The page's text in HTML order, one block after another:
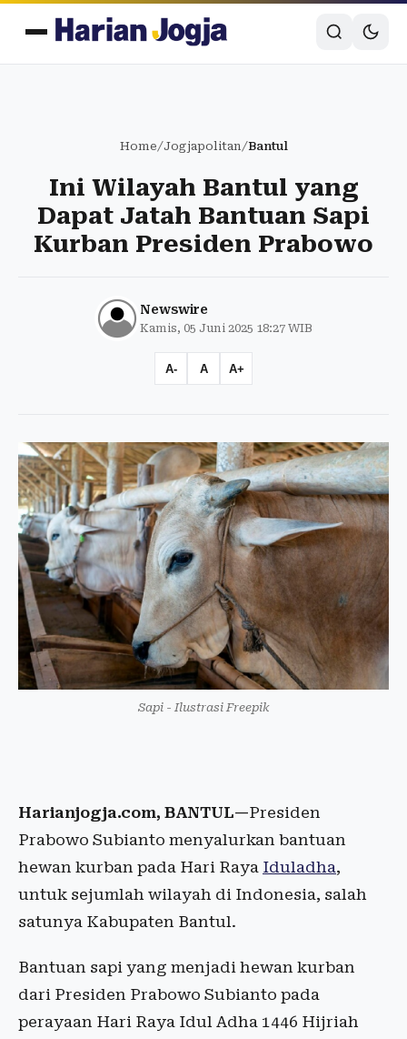
Home/Jogjapolitan/Bantul
Ini Wilayah Bantul yang
Dapat Jatah Bantuan Sapi
Kurban Presiden Prabowo
Newswire
Kamis, 05 Juni 2025 18:27 WIB
A- A A+
Sapi - Ilustrasi Freepik
Harianjogja.com, BANTUL—Presiden
Prabowo Subianto menyalurkan bantuan
hewan kurban pada Hari Raya Iduladha,
untuk sejumlah wilayah di Indonesia, salah
satunya Kabupaten Bantul.
Bantuan sapi yang menjadi hewan kurban
dari Presiden Prabowo Subianto pada
perayaan Hari Raya Idul Adha 1446 Hijriah